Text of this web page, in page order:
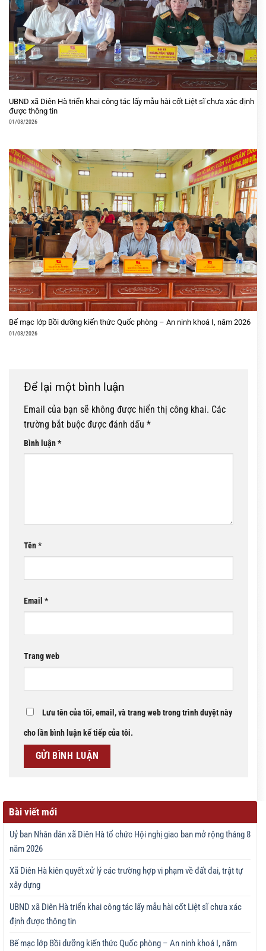
UBND xã Diên Hà triển khai công tác lấy mẫu hài cốt Liệt sĩ chưa xác định
được thông tin
01/08/2026
Bế mạc lớp Bồi dưỡng kiến thức Quốc phòng – An ninh khoá I, năm 2026
01/08/2026
Để lại một bình luận
Email của bạn sẽ không được hiển thị công khai. Các
trường bắt buộc được đánh dấu *
Bình luận*
Tên*
Email *
Trang web
Lưu tên của tôi, email, và trang web trong trình duyệt này
cho lần bình luận kế tiếp của tôi.
Bài viết mới
Uỷ ban Nhân dân xã Diên Hà tổ chức Hội nghị giao ban mở rộng tháng 8
năm 2026
Xã Diên Hà kiên quyết xử lý các trường hợp vi phạm về đất đai, trật tự
xây dựng
UBND xã Diên Hà triển khai công tác lấy mẫu hài cốt Liệt sĩ chưa xác
định được thông tin
Bế mạc lớp Bồi dưỡng kiến thức Quốc phòng – An ninh khoá I, năm